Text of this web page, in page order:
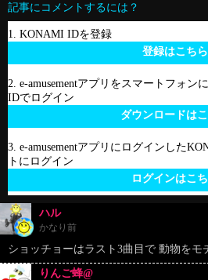
記事にコメントするには？
1. KONAMI IDを登録
登録はこちら
2. e-amusementアプリをスマートフォン
IDでログイン
ダウンロードは
3. e-amusementアプリにログインした
トにログイン
ログインはこ
ハル
かなり前
ショッチョーはラスト3曲目で 動物をモ
りんご蜂@